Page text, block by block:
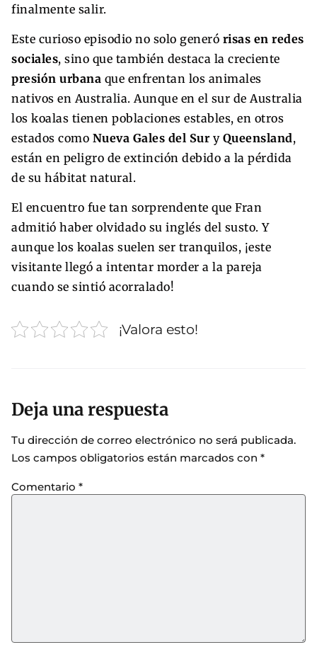
finalmente salir.
Este curioso episodio no solo generó risas en redes
sociales, sino que también destaca la creciente
presión urbana que enfrentan los animales
nativos en Australia. Aunque en el sur de Australia
los koalas tienen poblaciones estables, en otros
estados como Nueva Gales del Sury Queensland,
están en peligro de extinción debido a la pérdida
de su hábitat natural.
El encuentro fue tan sorprendente que Fran
admitió haber olvidado su inglés del susto. Y
aunque los koalas suelen ser tranquilos, ¡este
visitante llegó a intentar morder a la pareja
cuando se sintió acorralado!
¡Valora esto!
Deja una respuesta
Tu dirección de correo electrónico no será publicada.
Los campos obligatorios están marcados con *
Comentario *